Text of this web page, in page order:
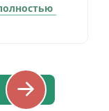
ли
Боженко